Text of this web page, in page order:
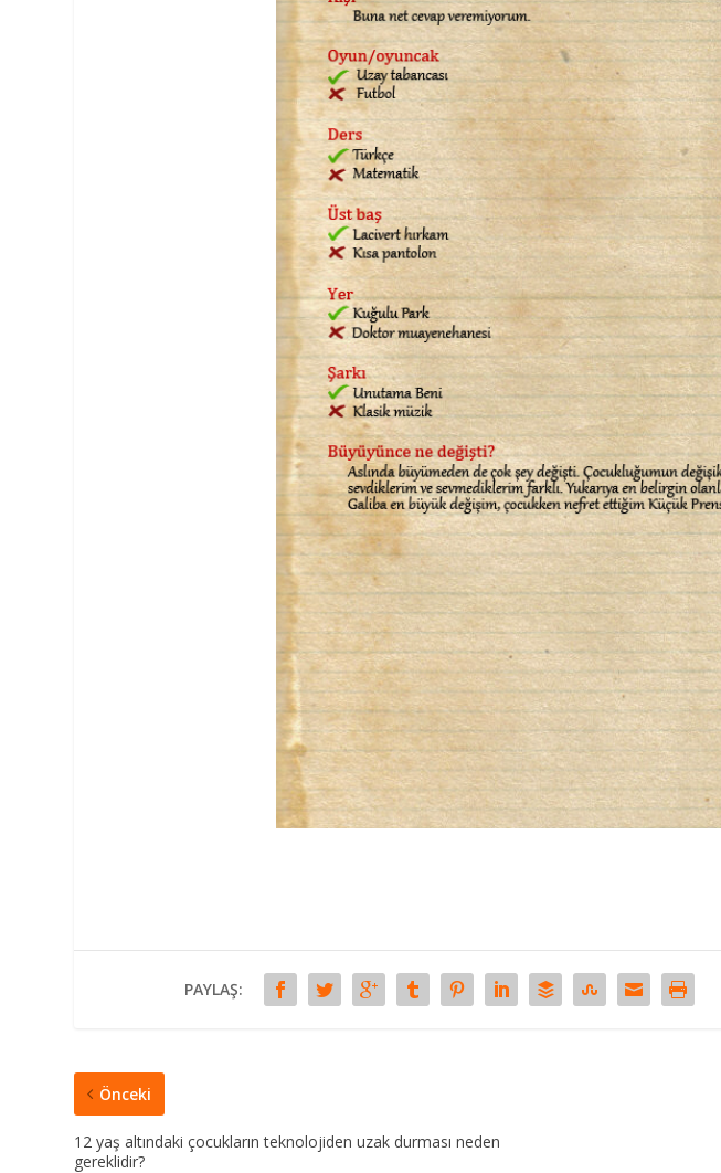
PAYLAŞ:
Önceki
12 yaş altındaki çocukların teknolojiden uzak durması neden
gereklidir?